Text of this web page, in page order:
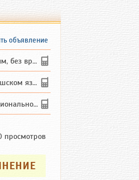
объявление
...
языке
дл...
просмотров